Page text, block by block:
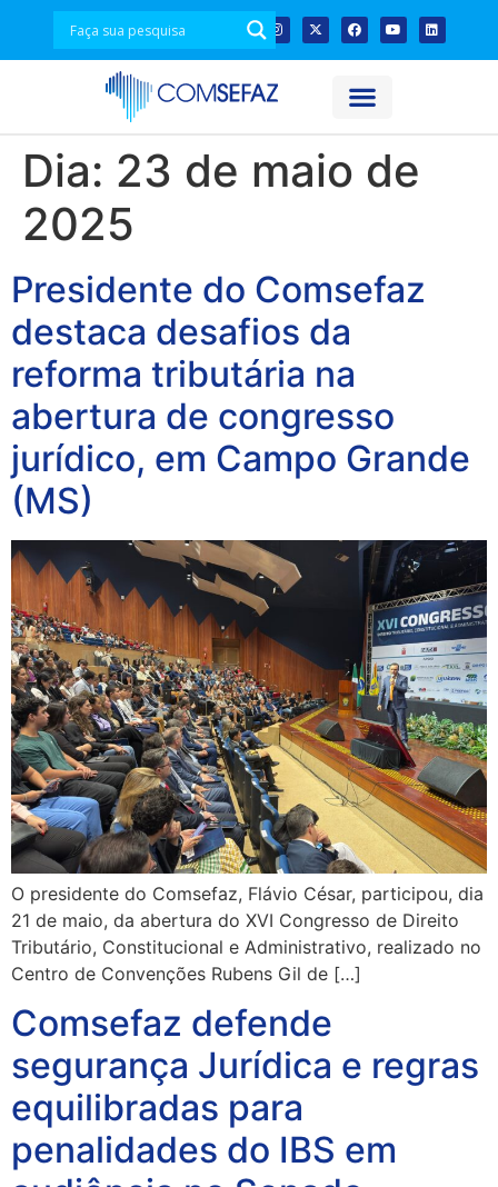
Dia: 23 de maio de
2025
Presidente do Comsefaz
destaca desafios da
reforma tributária na
abertura de congresso
jurídico, em Campo Grande
(MS)
O presidente do Comsefaz, Flávio César, participou, dia
21 de maio, da abertura do XVI Congresso de Direito
Tributário, Constitucional e Administrativo, realizado no
Centro de Convenções Rubens Gil de […]
Comsefaz defende
segurança Jurídica e regras
equilibradas para
penalidades do IBS em